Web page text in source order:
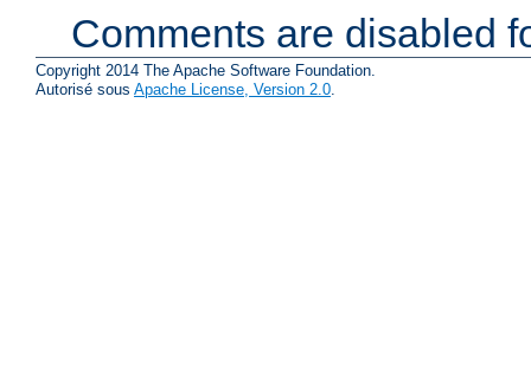
Comments are disabled
Copyright 2014 The Apache Software Foundation.
Autorisé sous Apache License, Version 2.0.